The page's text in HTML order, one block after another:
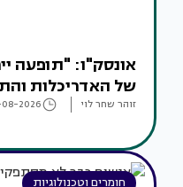
אונסק"ו: "תופעה
של האדריכלות
זוהר שחר לוי 2026
חומרים וטכנולוגיות